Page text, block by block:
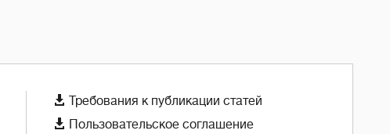
 Требования к публикации статей
 Пользовательское соглашение